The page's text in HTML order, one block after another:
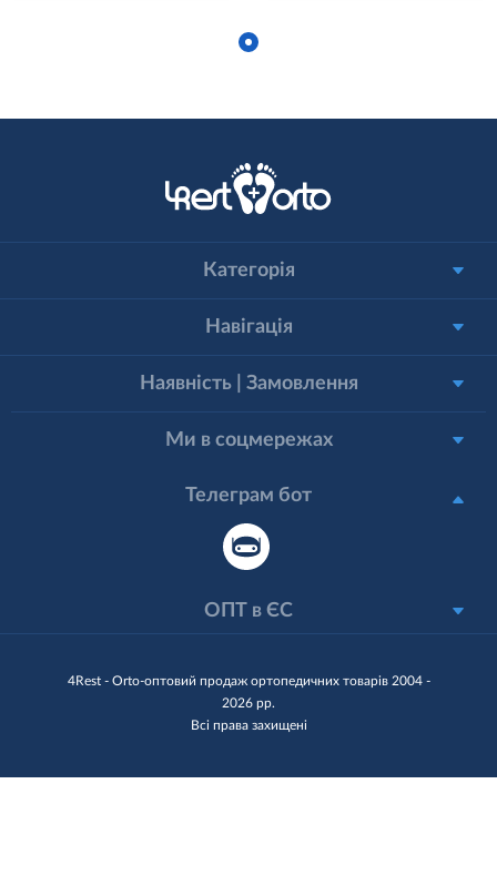
4Rest - Orto-оптовий продаж ортопедичних товарів 2004 -
2026 рр.
Всі права захищені
Категорія
Навігація
Наявність | Замовлення
Ми в соцмережах
Телеграм бот
ОПТ в ЄС